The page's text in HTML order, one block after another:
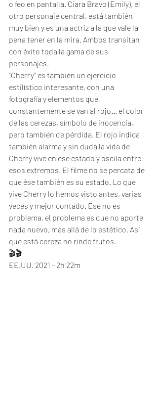
o feo en pantalla. Ciara Bravo (Emily), el
otro personaje central, está también
muy bien y es una actriz a la que vale la
pena tener en la mira. Ambos transitan
con éxito toda la gama de sus
personajes.
"Cherry" es también un ejercicio
estilístico interesante, con una
fotografía y elementos que
constantemente se van al rojo... el color
de las cerezas, símbolo de inocencia,
pero también de pérdida. El rojo indica
también alarma y sin duda la vida de
Cherry vive en ese estado y oscila entre
esos extremos. El filme no se percata de
que ése también es su estado. Lo que
vive Cherry lo hemos visto antes, varias
veces y mejor contado. Ese no es
problema, el problema es que no aporte
nada nuevo, más allá de lo estético. Así
que está cereza no rinde frutos.
🎬🎬
EE.UU. 2021 - 2h 22m